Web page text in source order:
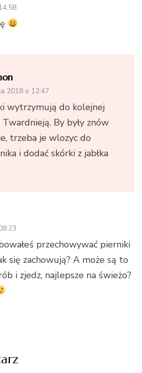
2018 o 12:47
wytrzymują do kolejnej
By były znów
trzeba je wlozyc do
i dodać skórki z jabłka
przechowywać pierniki
się zachowują? A może są to
i zjedz, najlepsze na świeżo?